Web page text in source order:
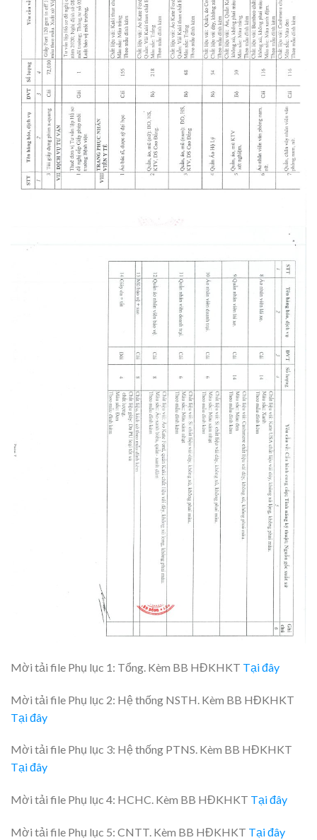
Mời tải file Phụ lục 1: Tổng. Kèm BB HĐKHKT Tại đây
Mời tải file Phụ lục 2: Hệ thống NSTH. Kèm BB HĐKHKT
Tại đây
Mời tải file Phụ lục 3: Hệ thống PTNS. Kèm BB HĐKHKT
Tại đây
Mời tải file Phụ lục 4: HCHC. Kèm BB HĐKHKT Tại đây
Mời tải file Phụ lục 5: CNTT. Kèm BB HĐKHKT Tại đây